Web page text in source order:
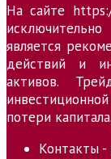
На сайте
является
действий и
активов.
потери капитала.
Контакты -